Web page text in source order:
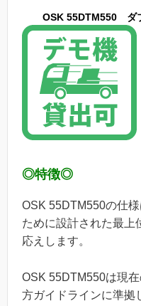
OSK 55DTM550 ダ
◎特徴◎
OSK 55DTM550の仕
ために設計された最上
応えします。
OSK 55DTM550は現
方ガイドラインに準拠